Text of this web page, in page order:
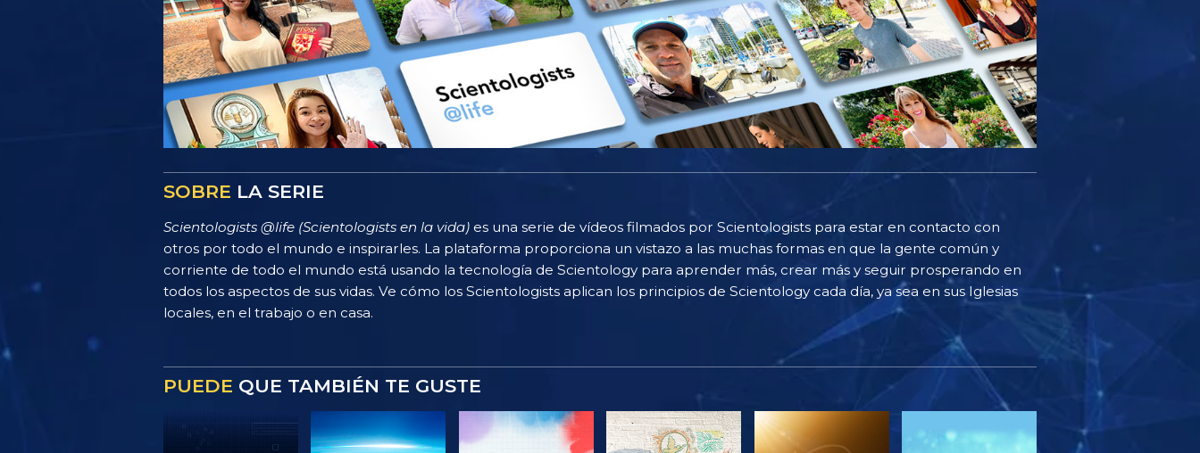
SOBRE LA SERIE
Scientologists @life (Scientologists en la vida) es una serie de vídeos filmados por Scientologists para estar en contacto con
otros por todo el mundo e inspirarles. La plataforma proporciona un vistazo a las muchas formas en que la gente común y
corriente de todo el mundo está usando la tecnología de Scientology para aprender más, crear más y seguir prosperando en
todos los aspectos de sus vidas. Ve cómo los Scientologists aplican los principios de Scientology cada día, ya sea en sus Iglesias
locales, en el trabajo o en casa.
PUEDE QUE TAMBIÉN TE GUSTE